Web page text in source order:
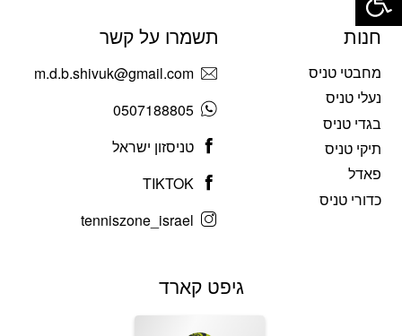
חנות
מחבטי טניס
נעלי טניס
בגדי טניס
תיקי טניס
פאדל
כדורי טניס
תשמרו על קשר
m.d.b.shivuk@gmail.com
0507188805
טניסזון ישראל
TIKTOK
tenniszone_israel
גיפט קארד